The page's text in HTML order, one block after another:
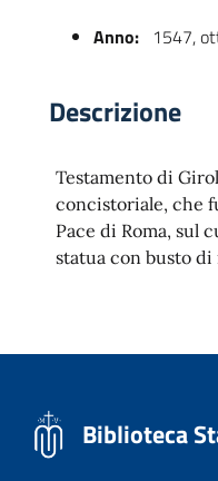
Anno: 1547,
Descrizione
Testamento di
concistoriale, che
Pace di Roma, sul
statua con busto di
Biblioteca